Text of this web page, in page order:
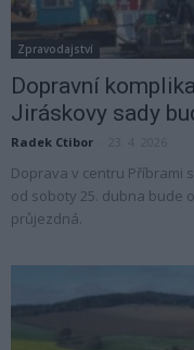
Zpravodajství
Dopravní
Jiráskovy sady
Radek Ctibor
Doprava v centru Příbrami
od soboty 25. dubna bude
průjezdná.